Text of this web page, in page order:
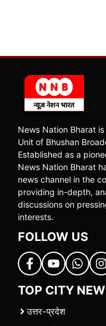
News Nation Bharat
Unit of Bhushan
Established as a
News Nation Bharat
news channel in the
providing in-depth,
discussions on
interests.
FOLLOW US
TOP CITY
उत्तर-प्रदेश